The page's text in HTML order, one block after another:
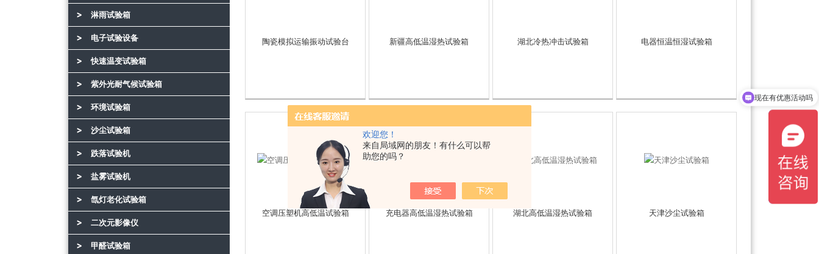
欢迎您！
来自局域网的朋友！有什么可以帮
助您的吗？
淋雨试验箱
电子试验设备
快速温变试验箱
紫外光耐气候试验箱
环境试验箱
沙尘试验箱
跌落试验机
盐雾试验机
氙灯老化试验箱
二次元影像仪
甲醛试验箱
陶瓷模拟运输振动试验台 新疆高低温湿热试验箱 湖北冷热冲击试验箱 电器恒温恒湿试验箱
空调压塑机高低温试验箱 充电器高低温湿热试验箱 湖北高低温湿热试验箱 天津沙尘试验箱
可以介绍下你们的产品么